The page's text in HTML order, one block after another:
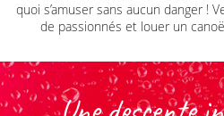
quoi s’amuser sans aucun danger !
de passionnés et louer un